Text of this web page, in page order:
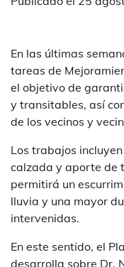
En las últimas
tareas de
el objetivo de
y transitables, así
de los vecinos y
Los trabajos
calzada y aporte de
permitirá un
lluvia y una mayor
intervenidas.
En este sentido, el
desarrolla sobre Dr.